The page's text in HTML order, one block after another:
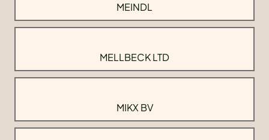
MEINDL
MELLBECK LTD
MIKX BV